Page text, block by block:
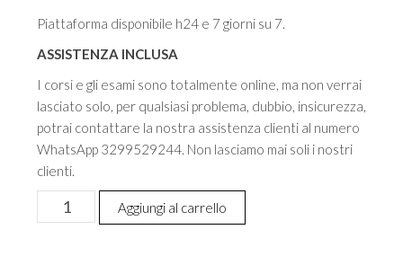
Piattaforma disponibile h24 e 7 giorni su 7.
ASSISTENZA INCLUSA
I corsi e gli esami sono totalmente online, ma non verrai
lasciato solo, per qualsiasi problema, dubbio, insicurezza,
potrai contattare la nostra assistenza clienti al numero
WhatsApp 3299529244. Non lasciamo mai soli i nostri
clienti.
Corso
e
Aggiungi al carrello